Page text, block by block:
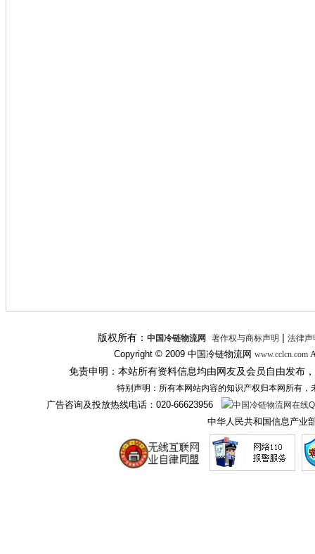
版权所有： 中国冷链物流网 著作权与商标声明 | 法律声
Copyright © 2009 中国冷链物流网 www.cclcn.com
免责申明：本站所有资料信息均由网友及会员自由发布
特别声明：所有本网站内容的知识产权归本网所有
广告咨询及投放热线电话： 020-66623956
中华人民共和国信息产业